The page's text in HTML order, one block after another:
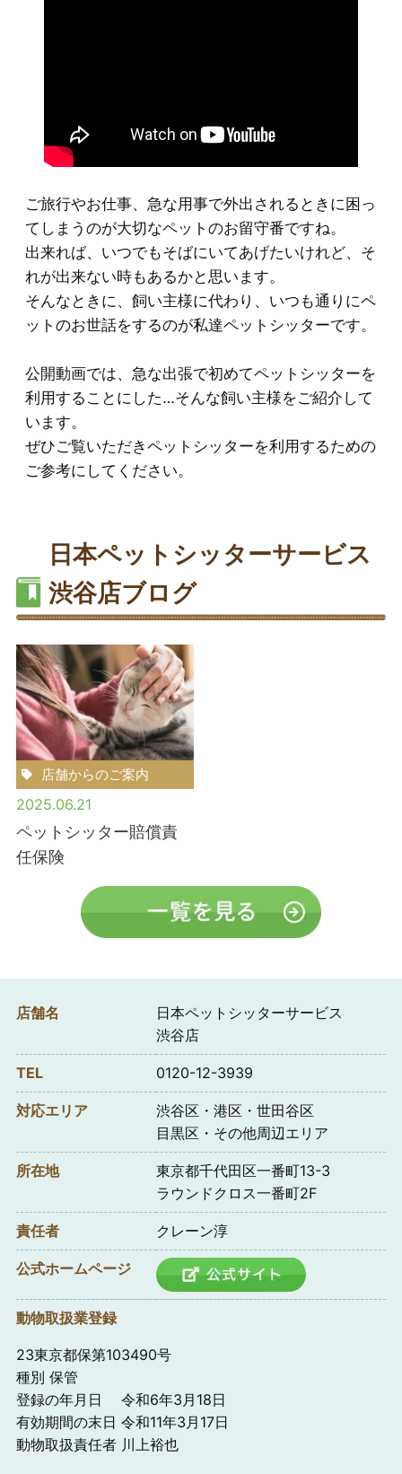
ご旅行やお仕事、急な用事で外出されるときに困っ
てしまうのが大切なペットのお留守番ですね。
出来れば、いつでもそばにいてあげたいけれど、そ
れが出来ない時もあるかと思います。
そんなときに、飼い主様に代わり、いつも通りにペ
ットのお世話をするのが私達ペットシッターです。
公開動画では、急な出張で初めてペットシッターを
利用することにした…そんな飼い主様をご紹介して
います。
ぜひご覧いただきペットシッターを利用するための
ご参考にしてください。
日本ペットシッターサービス
渋谷店ブログ
店舗からのご案内
2025.06.21
ペットシッター賠償責
任保険
店舗名
日本ペットシッターサービス
渋谷店
TEL 0120-12-3939
対応エリア
渋谷区・港区・世田谷区
目黒区・その他周辺エリア
所在地
東京都千代田区一番町13-3
ラウンドクロス一番町2F
責任者 クレーン淳
公式ホームページ
動物取扱業登録
23東京都保第103490号
種別 保管
登録の年月日 令和6年3月18日
有効期間の末日 令和11年3月17日
動物取扱責任者 川上裕也